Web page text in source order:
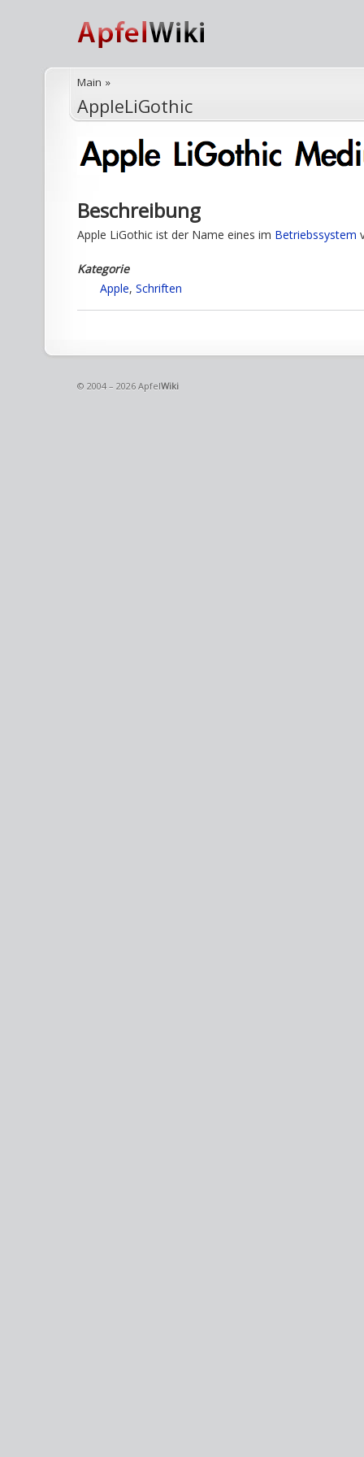
Main »
AppleLiGothic
Beschreibung
Apple LiGothic ist der Name eines im Betriebssystem
Kategorie
Apple, Schriften
© 2004 – 2026 ApfelWiki